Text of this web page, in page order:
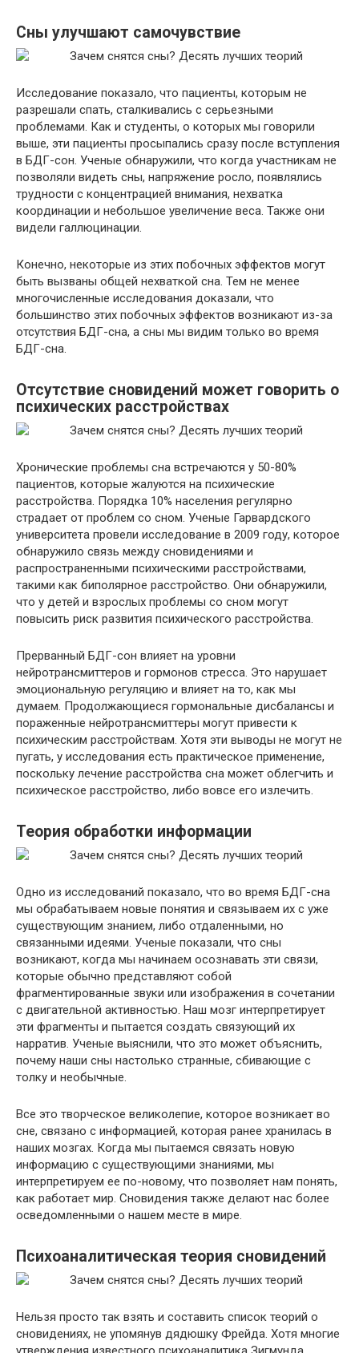
Сны улучшают самочувствие
Исследование показало, что пациенты, которым не
разрешали спать, сталкивались с серьезными
проблемами. Как и студенты, о которых мы говорили
выше, эти пациенты просыпались сразу после вступления
в БДГ-сон. Ученые обнаружили, что когда участникам не
позволяли видеть сны, напряжение росло, появлялись
трудности с концентрацией внимания, нехватка
координации и небольшое увеличение веса. Также они
видели галлюцинации.
Конечно, некоторые из этих побочных эффектов могут
быть вызваны общей нехваткой сна. Тем не менее
многочисленные исследования доказали, что
большинство этих побочных эффектов возникают из-за
отсутствия БДГ-сна, а сны мы видим только во время
БДГ-сна.
Отсутствие сновидений может говорить о
психических расстройствах
Хронические проблемы сна встречаются у 50-80%
пациентов, которые жалуются на психические
расстройства. Порядка 10% населения регулярно
страдает от проблем со сном. Ученые Гарвардского
университета провели исследование в 2009 году, которое
обнаружило связь между сновидениями и
распространенными психическими расстройствами,
такими как биполярное расстройство. Они обнаружили,
что у детей и взрослых проблемы со сном могут
повысить риск развития психического расстройства.
Прерванный БДГ-сон влияет на уровни
нейротрансмиттеров и гормонов стресса. Это нарушает
эмоциональную регуляцию и влияет на то, как мы
думаем. Продолжающиеся гормональные дисбалансы и
пораженные нейротрансмиттеры могут привести к
психическим расстройствам. Хотя эти выводы не могут не
пугать, у исследования есть практическое применение,
поскольку лечение расстройства сна может облегчить и
психическое расстройство, либо вовсе его излечить.
Теория обработки информации
Одно из исследований показало, что во время БДГ-сна
мы обрабатываем новые понятия и связываем их с уже
существующим знанием, либо отдаленными, но
связанными идеями. Ученые показали, что сны
возникают, когда мы начинаем осознавать эти связи,
которые обычно представляют собой
фрагментированные звуки или изображения в сочетании
с двигательной активностью. Наш мозг интерпретирует
эти фрагменты и пытается создать связующий их
нарратив. Ученые выяснили, что это может объяснить,
почему наши сны настолько странные, сбивающие с
толку и необычные.
Все это творческое великолепие, которое возникает во
сне, связано с информацией, которая ранее хранилась в
наших мозгах. Когда мы пытаемся связать новую
информацию с существующими знаниями, мы
интерпретируем ее по-новому, что позволяет нам понять,
как работает мир. Сновидения также делают нас более
осведомленными о нашем месте в мире.
Психоаналитическая теория сновидений
Нельзя просто так взять и составить список теорий о
сновидениях, не упомянув дядюшку Фрейда. Хотя многие